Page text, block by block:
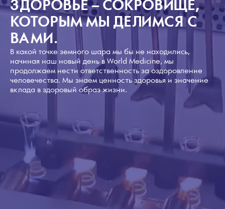
ЗДОРОВЬЕ – СОКРОВИЩЕ,
КОТОРЫМ МЫ ДЕЛИМСЯ С
ВАМИ.
В какой точке земного шара мы бы не находились,
начиная наш новый день в World Medicine, мы
продолжаем нести ответственность за оздоровление
человечества. Мы знаем ценность здоровья и значение
вклада в здоровый образ жизни.